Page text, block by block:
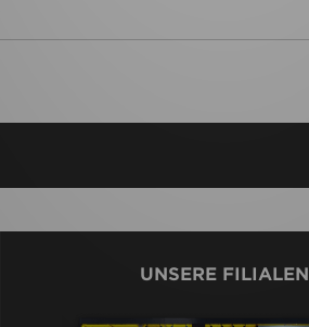
UNSERE FILIALEN